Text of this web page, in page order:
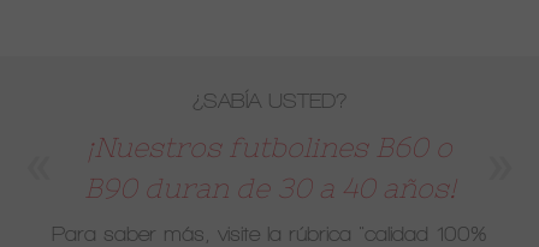
¿SABÍA USTED?
¡Nuestros futbolines B60 o
B90 duran de 30 a 40 años!
Para saber más, visite la rúbrica "calidad 100%